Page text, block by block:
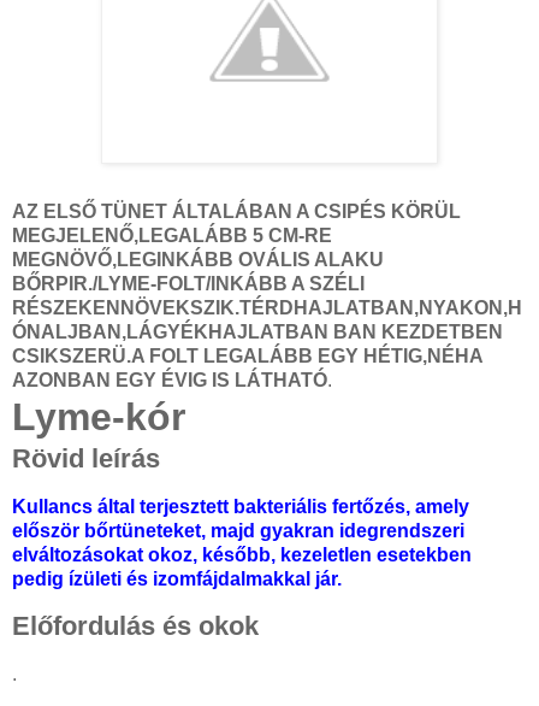
AZ ELSŐ TÜNET ÁLTALÁBAN A CSIPÉS KÖRÜL
MEGJELENŐ,LEGALÁBB 5 CM-RE
MEGNÖVŐ,LEGINKÁBB OVÁLIS ALAKU
BŐRPIR./LYME-FOLT/INKÁBB A SZÉLI
RÉSZEKENNÖVEKSZIK.TÉRDHAJLATBAN,NYAKON,H
ÓNALJBAN,LÁGYÉKHAJLATBAN BAN KEZDETBEN
CSIKSZERÜ.A FOLT LEGALÁBB EGY HÉTIG,NÉHA
AZONBAN EGY ÉVIG IS LÁTHATÓ.
Lyme-kór
Rövid leírás
Kullancs által terjesztett bakteriális fertőzés, amely
először bőrtüneteket, majd gyakran idegrendszeri
elváltozásokat okoz, később, kezeletlen esetekben
pedig ízületi és izomfájdalmakkal jár.
Előfordulás és okok
.